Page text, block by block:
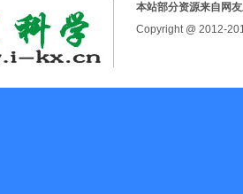
本站部分资源来自网
Copyright @ 2012-